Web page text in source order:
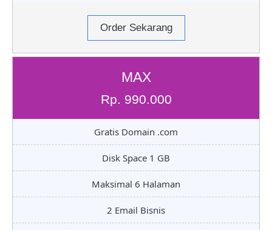
Order Sekarang
MAX
Rp. 990.000
Gratis Domain .com
Disk Space 1 GB
Maksimal 6 Halaman
2 Email Bisnis